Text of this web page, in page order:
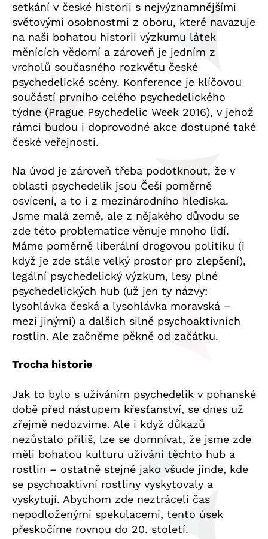
setkání v české historii s nejvýznamnějšími
světovými osobnostmi z oboru, které navazuje
na naši bohatou historii výzkumu látek
měnících vědomí a zároveň je jedním z
vrcholů současného rozkvětu české
psychedelické scény. Konference je klíčovou
součástí prvního celého psychedelického
týdne (Prague Psychedelic Week 2016), v jehož
rámci budou i doprovodné akce dostupné také
české veřejnosti.
Na úvod je zároveň třeba podotknout, že v
oblasti psychedelik jsou Češi poměrně
osvícení, a to i z mezinárodního hlediska.
Jsme malá země, ale z nějakého důvodu se
zde této problematice věnuje mnoho lidí.
Máme poměrně liberální drogovou politiku (i
když je zde stále velký prostor pro zlepšení),
legální psychedelický výzkum, lesy plné
psychedelických hub (už jen ty názvy:
lysohlávka česká a lysohlávka moravská –
mezi jinými) a dalších silně psychoaktivních
rostlin. Ale začněme pěkně od začátku.
Trocha historie
Jak to bylo s užíváním psychedelik v pohanské
době před nástupem křesťanství, se dnes už
zřejmě nedozvíme. Ale i když důkazů
nezůstalo příliš, lze se domnívat, že jsme zde
měli bohatou kulturu užívání těchto hub a
rostlin – ostatně stejně jako všude jinde, kde
se psychoaktivní rostliny vyskytovaly a
vyskytují. Abychom zde neztráceli čas
nepodloženými spekulacemi, tento úsek
přeskočíme rovnou do 20. století.